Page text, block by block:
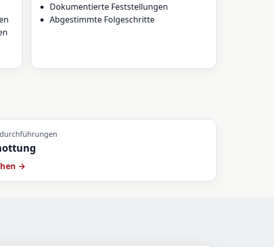
Dokumentierte Feststellungen
Abgestimmte Folgeschritte
→